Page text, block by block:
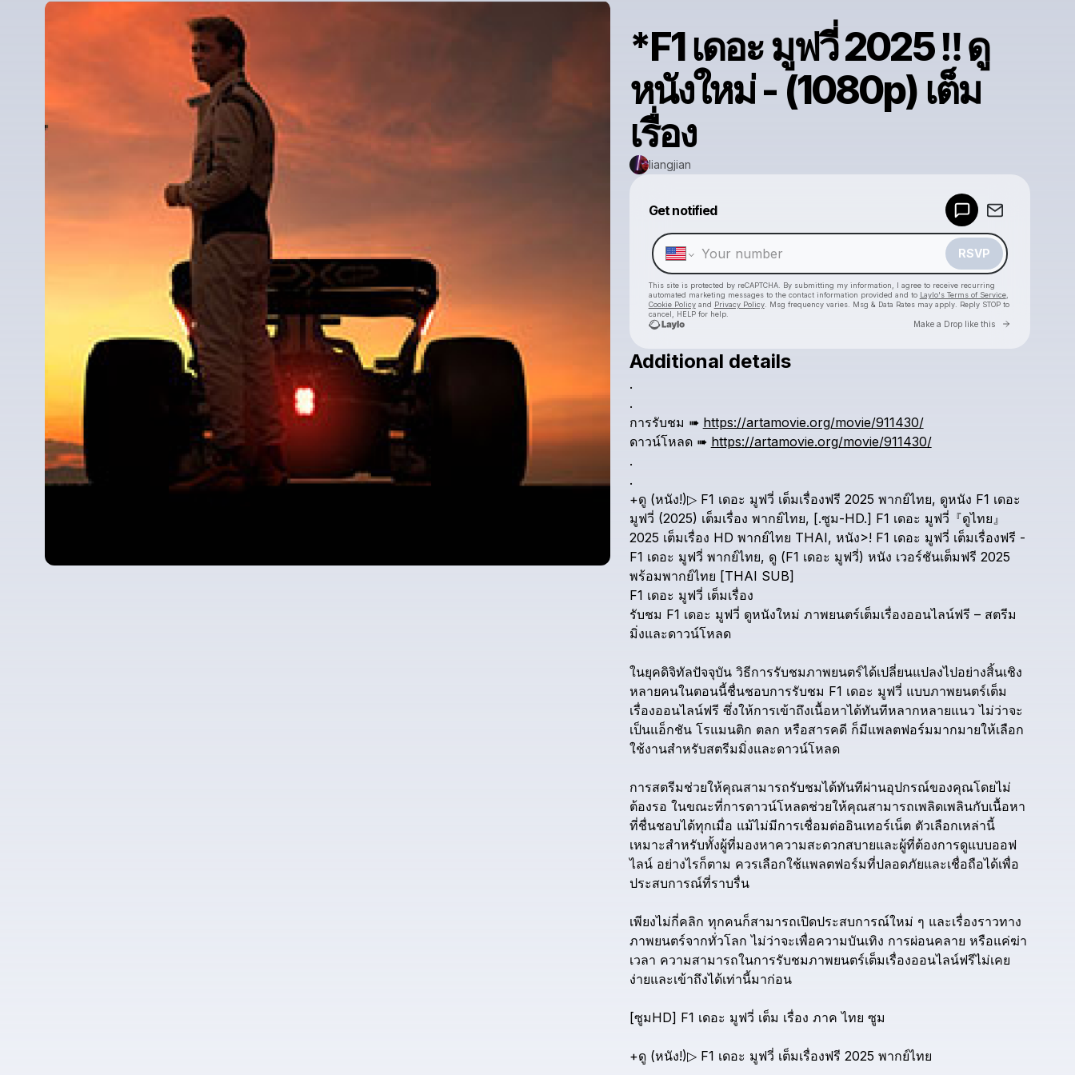
*F1 เดอะ มูฟวี่ 2025 ‼️ ดู
หนังใหม่ - (1080p) เต็ม
เรื่อง
liangjian
Get notified
RSVP
This site is protected by reCAPTCHA. By submitting my information, I agree to receive recurring
automated marketing messages to the contact information provided and to Laylo's Terms of Service,
Cookie Policyand Privacy Policy. Msg frequency varies. Msg & Data Rates may apply. Reply STOP to
cancel, HELP for help.
Make a Drop like this Go to
Additional details
.
.
การรับชม ➠ https://artamovie.org/movie/911430/
ดาวน์โหลด ➠ https://artamovie.org/movie/911430/
.
.
+ดู (หนัง!)▷ F1 เดอะ มูฟวี่ เต็มเรื่องฟรี 2025 พากย์ไทย, ดูหนัง F1 เดอะ
มูฟวี่ (2025) เต็มเรื่อง พากย์ไทย, [.ซูม-HD.] F1 เดอะ มูฟวี่『ดูไทย』
2025 เต็มเรื่อง HD พากย์ไทย THAI, หนัง>! F1 เดอะ มูฟวี่ เต็มเรื่องฟรี -
F1 เดอะ มูฟวี่ พากย์ไทย, ดู (F1 เดอะ มูฟวี่) หนัง เวอร์ชันเต็มฟรี 2025
พร้อมพากย์ไทย [THAI SUB]
F1 เดอะ มูฟวี่ เต็มเรื่อง
รับชม F1 เดอะ มูฟวี่ ดูหนังใหม่ ภาพยนตร์เต็มเรื่องออนไลน์ฟรี – สตรีม
มิ่งและดาวน์โหลด
ในยุคดิจิทัลปัจจุบัน วิธีการรับชมภาพยนตร์ได้เปลี่ยนแปลงไปอย่างสิ้นเชิง
หลายคนในตอนนี้ชื่นชอบการรับชม F1 เดอะ มูฟวี่ แบบภาพยนตร์เต็ม
เรื่องออนไลน์ฟรี ซึ่งให้การเข้าถึงเนื้อหาได้ทันทีหลากหลายแนว ไม่ว่าจะ
เป็นแอ็กชัน โรแมนติก ตลก หรือสารคดี ก็มีแพลตฟอร์มมากมายให้เลือก
ใช้งานสำหรับสตรีมมิ่งและดาวน์โหลด
การสตรีมช่วยให้คุณสามารถรับชมได้ทันทีผ่านอุปกรณ์ของคุณโดยไม่
ต้องรอ ในขณะที่การดาวน์โหลดช่วยให้คุณสามารถเพลิดเพลินกับเนื้อหา
ที่ชื่นชอบได้ทุกเมื่อ แม้ไม่มีการเชื่อมต่ออินเทอร์เน็ต ตัวเลือกเหล่านี้
เหมาะสำหรับทั้งผู้ที่มองหาความสะดวกสบายและผู้ที่ต้องการดูแบบออฟ
ไลน์ อย่างไรก็ตาม ควรเลือกใช้แพลตฟอร์มที่ปลอดภัยและเชื่อถือได้เพื่อ
ประสบการณ์ที่ราบรื่น
เพียงไม่กี่คลิก ทุกคนก็สามารถเปิดประสบการณ์ใหม่ ๆ และเรื่องราวทาง
ภาพยนตร์จากทั่วโลก ไม่ว่าจะเพื่อความบันเทิง การผ่อนคลาย หรือแค่ฆ่า
เวลา ความสามารถในการรับชมภาพยนตร์เต็มเรื่องออนไลน์ฟรีไม่เคย
ง่ายและเข้าถึงได้เท่านี้มาก่อน
[ซูมHD] F1 เดอะ มูฟวี่ เต็ม เรื่อง ภาค ไทย ซูม
+ดู (หนัง!)▷ F1 เดอะ มูฟวี่ เต็มเรื่องฟรี 2025 พากย์ไทย